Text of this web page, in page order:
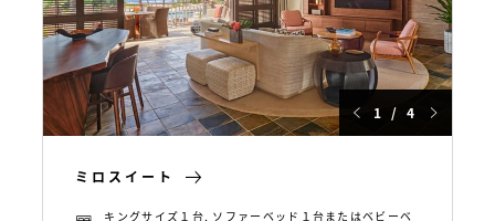
1 / 4
ミロスイート
キングサイズ１台, ソファーベッド１台またはベビーベ